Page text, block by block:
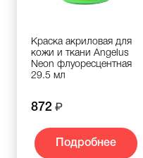
Краска акриловая для
кожи и ткани Angelus
Neon флуоресцентная
29.5 мл
872
Подробнее